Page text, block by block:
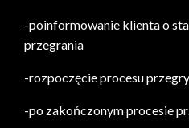
-poinformowanie klienta o
przegrania
-rozpoczęcie procesu
-po zakończonym procesie